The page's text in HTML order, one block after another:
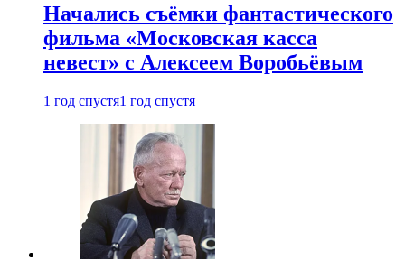
Начались съёмки фантастического
фильма «Московская касса
невест» с Алексеем Воробьёвым
1 год спустя1 год спустя